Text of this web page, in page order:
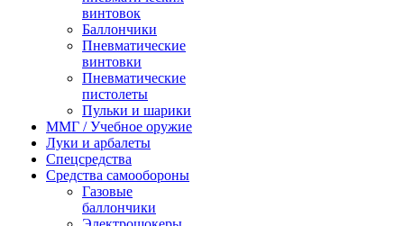
винтовок
Баллончики
Пневматические
винтовки
Пневматические
пистолеты
Пульки и шарики
ММГ / Учебное оружие
Луки и арбалеты
Спецсредства
Средства самообороны
Газовые
баллончики